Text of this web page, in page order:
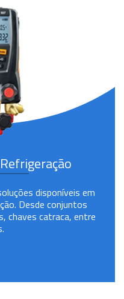
disponíveis em
Desde conjuntos
chaves catraca, entre